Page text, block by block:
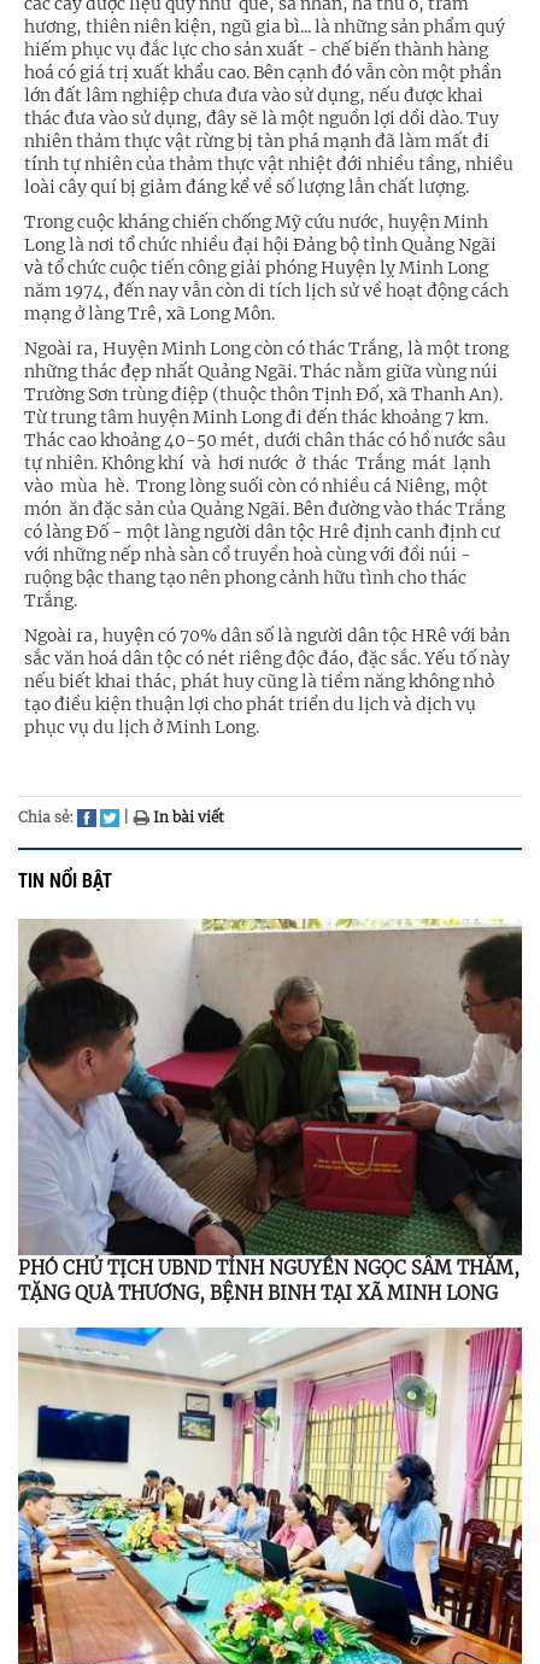
hương, thiên niên kiện, ngũ gia bì... là những sản phẩm quý
hiếm phục vụ đắc lực cho sản xuất - chế biến thành hàng
hoá có giá trị xuất khẩu cao. Bên cạnh đó vẫn còn một phần
lớn đất lâm nghiệp chưa đưa vào sử dụng, nếu được khai
thác đưa vào sử dụng, đây sẽ là một nguồn lợi dồi dào. Tuy
nhiên thảm thực vật rừng bị tàn phá mạnh đã làm mất đi
tính tự nhiên của thảm thực vật nhiệt đới nhiều tầng, nhiều
loài cây quí bị giảm đáng kể về số lượng lẫn chất lượng.
Trong cuộc kháng chiến chống Mỹ cứu nước, huyện Minh
Long là nơi tổ chức nhiều đại hội Đảng bộ tỉnh Quảng Ngãi
và tổ chức cuộc tiến công giải phóng Huyện lỵ Minh Long
năm 1974, đến nay vẫn còn di tích lịch sử về hoạt động cách
mạng ở làng Trê, xã Long Môn.
Ngoài ra, Huyện Minh Long còn có thác Trắng, là một trong
những thác đẹp nhất Quảng Ngãi. Thác nằm giữa vùng núi
Trường Sơn trùng điệp (thuộc thôn Tịnh Đố, xã Thanh An).
Từ trung tâm huyện Minh Long đi đến thác khoảng 7 km.
Thác cao khoảng 40-50 mét, dưới chân thác có hồ nước sâu
tự nhiên. Không khí và hơi nước ở thác Trắng mát lạnh
vào mùa hè. Trong lòng suối còn có nhiều cá Niêng, một
món ăn đặc sản của Quảng Ngãi. Bên đường vào thác Trắng
có làng Đố - một làng người dân tộc Hrê định canh định cư
với những nếp nhà sàn cổ truyền hoà cùng với đồi núi -
ruộng bậc thang tạo nên phong cảnh hữu tình cho thác
Trắng.
Ngoài ra, huyện có 70% dân số là người dân tộc HRê với bản
sắc văn hoá dân tộc có nét riêng độc đáo, đặc sắc. Yếu tố này
nếu biết khai thác, phát huy cũng là tiềm năng không nhỏ
tạo điều kiện thuận lợi cho phát triển du lịch và dịch vụ
phục vụ du lịch ở Minh Long.
Chia sẻ: In bài viết
TIN NỔI BẬT
PHÓ CHỦ TỊCH UBND TỈNH NGUYỄN NGỌC SÂM THĂM,
TẶNG QUÀ THƯƠNG, BỆNH BINH TẠI XÃ MINH LONG